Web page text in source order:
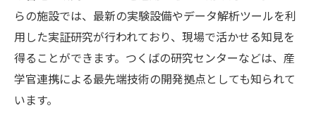
らの施設では、最新の実験設備やデータ解析ツールを利
用した実証研究が行われており、現場で活かせる知見を
得ることができます。つくばの研究センターなどは、産
学官連携による最先端技術の開発拠点としても知られて
います。